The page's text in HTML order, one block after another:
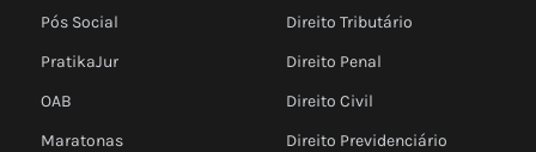
Pós Social
PratikaJur
OAB
Maratonas
Direito Tributário
Direito Penal
Direito Civil
Direito Previdenciário